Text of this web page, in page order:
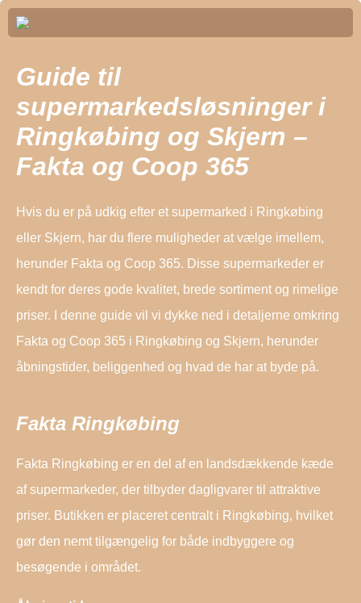
Guide til
supermarkedsløsninger i
Ringkøbing og Skjern –
Fakta og Coop 365
Hvis du er på udkig efter et supermarked i Ringkøbing
eller Skjern, har du flere muligheder at vælge imellem,
herunder Fakta og Coop 365. Disse supermarkeder er
kendt for deres gode kvalitet, brede sortiment og rimelige
priser. I denne guide vil vi dykke ned i detaljerne omkring
Fakta og Coop 365 i Ringkøbing og Skjern, herunder
åbningstider, beliggenhed og hvad de har at byde på.
Fakta Ringkøbing
Fakta Ringkøbing er en del af en landsdækkende kæde
af supermarkeder, der tilbyder dagligvarer til attraktive
priser. Butikken er placeret centralt i Ringkøbing, hvilket
gør den nemt tilgængelig for både indbyggere og
besøgende i området.